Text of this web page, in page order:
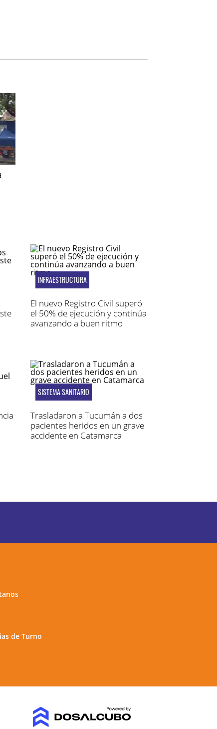
INFRAESTRUCTURA
El nuevo Registro Civil superó
el 50% de ejecución y continúa
avanzando a buen ritmo
SISTEMA SANITARIO
Trasladaron a Tucumán a dos
pacientes heridos en un grave
accidente en Catamarca
de Turno